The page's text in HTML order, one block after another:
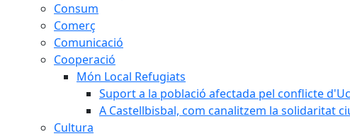
Consum
Comerç
Comunicació
Cooperació
Món Local Refugiats
Suport a la població afectada pel conflicte
A Castellbisbal, com canalitzem la solidaritat
Cultura